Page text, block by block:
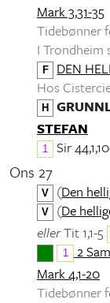
Mark 3,31-35
Tidebønner
I Trondheim
F
DEN
Hos
H
STEFAN
1 Sir
Ons 27
V (Den
V (De
ellerTit 1,1-5
1 2
Mark 4,1-20
Tidebønner